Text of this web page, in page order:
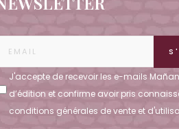
J'accepte de recevoir les e-mails
d’édition et confirme avoir pris
conditions générales de vente et